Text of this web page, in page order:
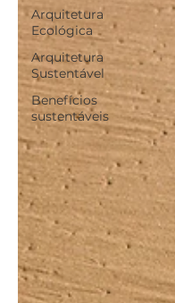
Arquitetura
Ecológica
Arquitetura
Sustentável
Benefícios
sustentáveis